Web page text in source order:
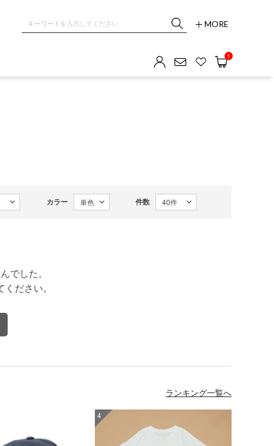
GALLERY MORE
1
カラー 件数
でした。
ださい。
ランキング一覧へ
4